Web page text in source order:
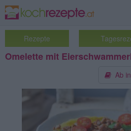
Rezepte
Omelette mit
Ab